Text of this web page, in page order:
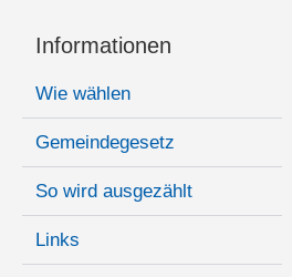
Informationen
Wie wählen
Gemeindegesetz
So wird ausgezählt
Links